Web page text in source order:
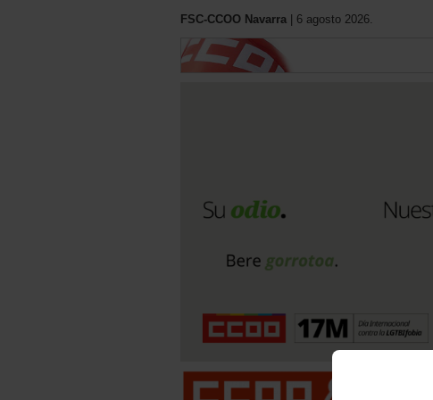
FSC-CCOO Navarra | 6 agosto 2026.